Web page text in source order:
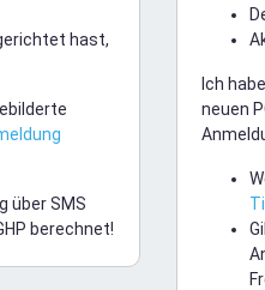
hast,
über SMS
berechnet!
Ich
neuen